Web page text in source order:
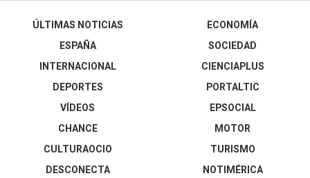
ÚLTIMAS NOTICIAS
ESPAÑA
INTERNACIONAL
DEPORTES
VÍDEOS
ECONOMÍA
SOCIEDAD
CIENCIAPLUS
PORTALTIC
EPSOCIAL
CHANCE
CULTURAOCIO
DESCONECTA
MOTOR
TURISMO
NOTIMÉRICA